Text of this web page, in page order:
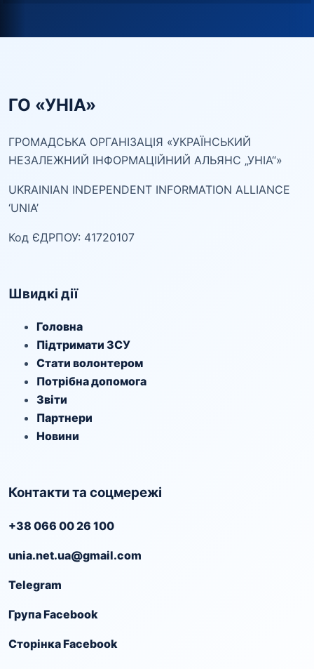
ГО «УНІА»
ГРОМАДСЬКА ОРГАНІЗАЦІЯ «УКРАЇНСЬКИЙ
НЕЗАЛЕЖНИЙ ІНФОРМАЦІЙНИЙ АЛЬЯНС „УНІА“»
UKRAINIAN INDEPENDENT INFORMATION ALLIANCE
‘UNIA’
Код ЄДРПОУ: 41720107
Швидкі дії
Головна
Підтримати ЗСУ
Стати волонтером
Потрібна допомога
Звіти
Партнери
Новини
Контакти та соцмережі
+38 066 00 26 100
unia.net.ua@gmail.com
Telegram
Група Facebook
Сторінка Facebook